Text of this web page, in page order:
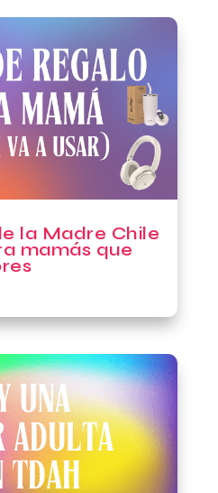
la Madre Chile
mamás que